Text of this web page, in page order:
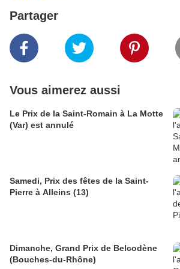
Partager
Vous aimerez aussi
Le Prix de la Saint-Romain à La Motte
(Var) est annulé
Samedi, Prix des fêtes de la Saint-
Pierre à Alleins (13)
Dimanche, Grand Prix de Belcodène
(Bouches-du-Rhône)